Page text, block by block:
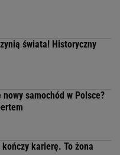
świata! Historyczny
samochód w Polsce?
karierę. To żona